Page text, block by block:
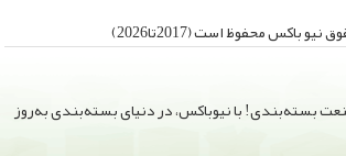
بسته‌بندی! با نیوباکس، در دنیای بسته‌بندی به‌روز